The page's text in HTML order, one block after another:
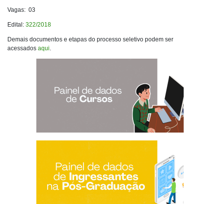
Vagas: 03
Edital: 322/2018
Demais documentos e etapas do processo seletivo podem ser
acessados aqui.